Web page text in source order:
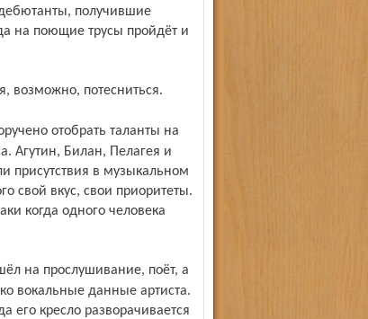
получившие
на поющие трусы пройдёт и
возможно, потесниться.
Агутин, Билан, Пелагея и
присутствия в музыкальном
свой вкус, свои приоритеты.
когда одного человека
вокальные данные артиста.
его кресло разворачивается